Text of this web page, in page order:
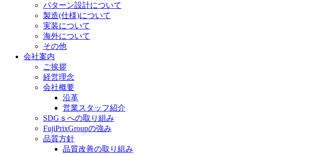
パターン設計について
製造(仕様)について
実装について
海外について
その他
会社案内
ご挨拶
経営理念
会社概要
沿革
営業スタッフ紹介
SDGｓへの取り組み
FujiPrixGroupの強み
品質方針
品質改善の取り組み